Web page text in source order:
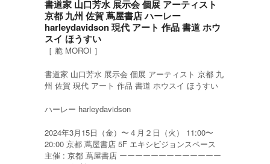
書道家 山口芳水 展示会 個展 アーティスト
京都 九州 佐賀 蔦屋書店 ハーレー
harleydavidson 現代 アート 作品 書道 ホウ
スイ ほうすい
［ 脆 MOROI ］
書道家 山口芳水 展示会 個展 アーティスト 京都 九
州 佐賀 現代 アート 作品 書道 ホウスイ ほうすい
ハーレー harleydavidson
2024年3月15日（金）〜４月２日（火） 11:00〜
20:00 京都 蔦屋書店 5F エキシビジョンスペース
主催 : 京都 蔦屋書店 ーーーーーーーーーーーーー